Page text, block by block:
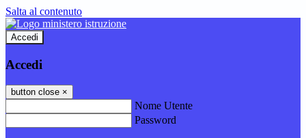
Salta al contenuto
Accedi
Accedi
button close ×
Nome Utente
Password